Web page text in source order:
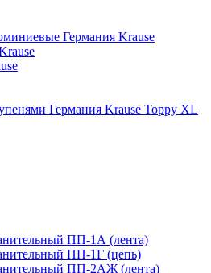
Германия Krause
Германия Krause Toppy XL
ПП-1А (лента)
ПП-1Г (цепь)
ПП-2АЖ (лента)